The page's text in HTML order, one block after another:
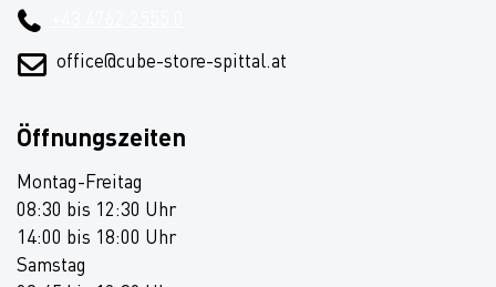
office@cube-store-spittal.at
Öffnungszeiten
Montag-Freitag
08:30 bis 12:30 Uhr
14:00 bis 18:00 Uhr
Samstag